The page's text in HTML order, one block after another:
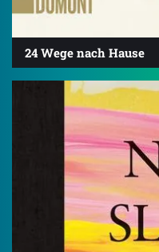
24 Wege nach Hause